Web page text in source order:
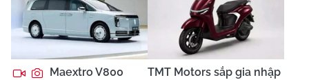
Maextro V800
TMT Motors sắp gia nhập